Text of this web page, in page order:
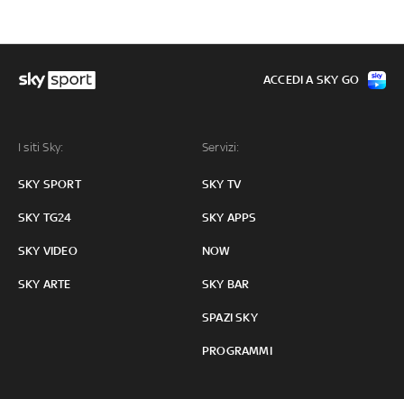
I siti Sky:
SKY SPORT
SKY TG24
SKY VIDEO
SKY ARTE
Servizi:
SKY TV
SKY APPS
NOW
SKY BAR
SPAZI SKY
PROGRAMMI
ACCEDI A SKY GO